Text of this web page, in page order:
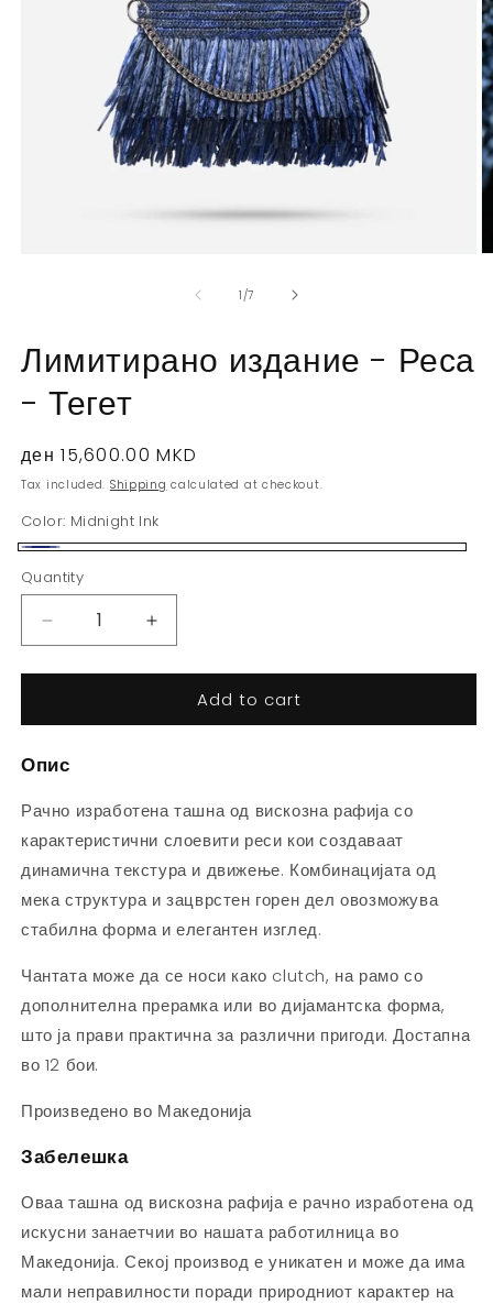
1 /of
7
Лимитирано издание - Реса
- Тегет
Regular
price
ден 15,600.00 MKD
Tax included. Shipping calculated at checkout.
Color: Midnight Ink
Ink
Quantity
Decrease
quantity
for
издание
Реса
Тегет
Increase
quantity
for
Лимитирано
издание
Тегет
Add to cart
Опис
Рачно изработена ташна од вискозна рафија со
карактеристични слоевити реси кои создаваат
динамична текстура и движење. Комбинацијата од
мека структура и зацврстен горен дел овозможува
стабилна форма и елегантен изглед.
Чантата може да се носи како clutch, на рамо со
дополнителна прерамка или во дијамантска форма,
што ја прави практична за различни пригоди. Достапна
во 12 бои.
Произведено во Македонија
Забелешка
Оваа ташна од вискозна рафија е рачно изработена од
искусни занаетчии во нашата работилница во
Македонија. Секој производ е уникатен и може да има
мали неправилности поради природниот карактер на